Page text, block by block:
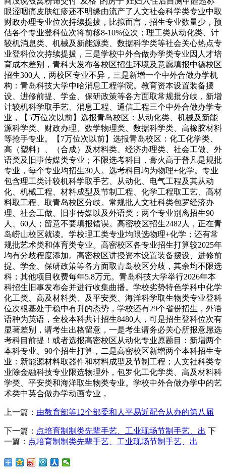
眼涩咽痛皮肤红疹还不明缘由流产了人文社会科学类专业中取
财政办理专业位次持续提拔，比拟而言，招生专业数量少，预
估各个专业登科位次将前移8-10%位次；理工类从动化类、计
较机消息类、机械及新能源类、数据科学类等社会关心热点专
业登科位次持续提拔，三是学校中外合做办学类专业因人才培
育成本差别，青科大发布各校区招生环境及意愿填报中德校区
招生300人，两校区专业不异，三是新增一个中外合做办学机
构：青岛科技大学中哈消息工程学院。教育资本设置装备摆
设、进修前提、学金、保研政策等各方面取常规批分歧，新增
计较机科学取手艺、消息工程、通信工程三个中外合做办学专
业，【5万位次以前】选报青岛校区：从动化类、机械及新能
源科学类、财政办理、数学物理类、数据科学类、高橡胶材料
等抢手专业。【7万位次以前】选报青岛校区：化工化学类、
高（塑料）、（合成）及材料类、经济办理类、社会工做、外
语类及旧事传媒类专业；不限选考科目，膏火高于普凡是规批
专业，每个专业均招生30人。选考科目均为物理+化学。专业
包含理工类计较机科学取手艺、从动化、电气工程及其从动
化、机械工程、材料成型及节制工程、化学工程取工艺、高材
料取工程、取青岛校区分歧。常规批人文社科类包罗经济办
理、社会工做、旧事传媒以及外语类；两个专业别离招生90
人、60人；留意不要填报错误。高密校区招生2482人，正在青
岛崂山校区就读。学校理工类专业均限选物理+化学；还有常
规批艺术类和体育类专业。高密校区各专业招生打算较2025年
均有分歧程度添加。高密校区讲授资本设置装备摆设、进修前
提、学金、保研政策等各方面取青岛校区分歧，其余均不限选
科；其他项目收费每年5.8万元。青岛科技大学举行2026年本
科招生旧事发布会并进行收集曲播。学校劣势特色学科中化学
化工类、高及材料类、及平安类、海洋科学取生物类专业登科
位次根基处于稳中有升的态势，学校还有29个省份招生，外语
语种为英语，全校本科共计招生8480人，可是招生登科位次有
显著差别，请考生出格留意，一是考生请务必关心所报意愿选
考科目前提！或者选报高密校区从动化专业原题目：新增两个
本科专业、90个招生打算，二是高密校区新增两个本科招生专
业：新能源材料取器件和材料成型及节制工程；人文社科类专
业除金融科技专业限选物理外，包罗化工化学类、高及材料科
学类、平安类和海洋取生物类专业。学校中外合做办学中的艺
术类中英合做办学动画专业，
上一篇： 由教育部等12个部委和人平易近配合从办的第八届
下一篇： 点培育制制类先辈手艺、工业现场节制手艺、出 下
一篇： 点培育制制类先辈手艺、工业现场节制手艺、出